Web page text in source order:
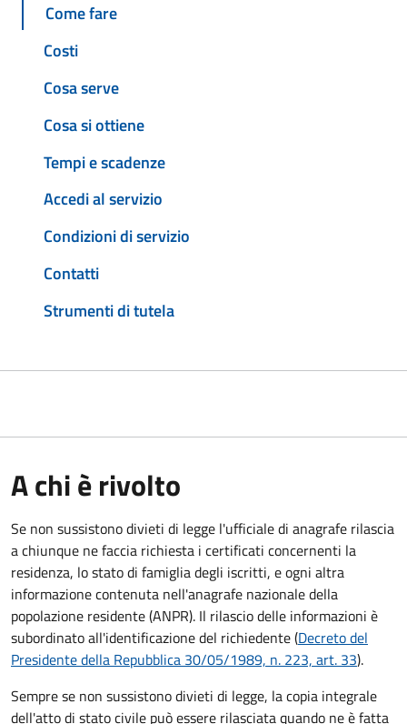
Come fare
Costi
Cosa serve
Cosa si ottiene
Tempi e scadenze
Accedi al servizio
Condizioni di servizio
Contatti
Strumenti di tutela
A chi è rivolto
Se non sussistono divieti di legge l'ufficiale di anagrafe rilascia
a chiunque ne faccia richiesta i certificati concernenti la
residenza, lo stato di famiglia degli iscritti, e ogni altra
informazione contenuta nell'anagrafe nazionale della
popolazione residente (ANPR). Il rilascio delle informazioni è
subordinato all'identificazione del richiedente (Decreto del
Presidente della Repubblica 30/05/1989, n. 223, art. 33).
Sempre se non sussistono divieti di legge, la copia integrale
dell'atto di stato civile può essere rilasciata quando ne è fatta